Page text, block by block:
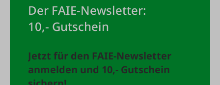
Der FAIE-Newsletter:
10,- Gutschein
Jetzt für den FAIE-Newsletter
anmelden und 10,- Gutschein